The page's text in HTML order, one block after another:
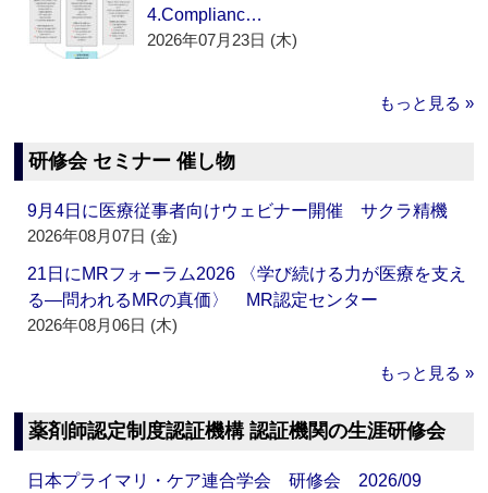
4.Complianc…
2026年07月23日 (木)
もっと見る »
研修会 セミナー 催し物
9月4日に医療従事者向けウェビナー開催 サクラ精機
2026年08月07日 (金)
21日にMRフォーラム2026 〈学び続ける力が医療を支え
る―問われるMRの真価〉 MR認定センター
2026年08月06日 (木)
もっと見る »
薬剤師認定制度認証機構 認証機関の生涯研修会
日本プライマリ・ケア連合学会 研修会 2026/09